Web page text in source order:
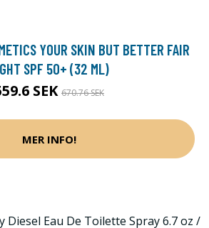
YOUR SKIN BUT BETTER FAIR
SPF 50+ (32 ML)
SEK 670.76 SEK
MER INFO!